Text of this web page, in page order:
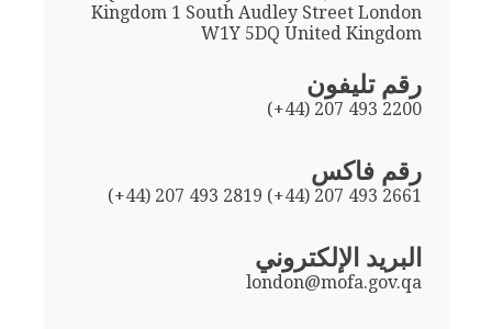
Kingdom 1 South Audley Street London
W1Y 5DQ United Kingdom
رقم تليفون
(+44) 207 493 2200
رقم فاكس
(+44) 207 493 2819 (+44) 207 493 2661
البريد الإلكتروني
london@mofa.gov.qa